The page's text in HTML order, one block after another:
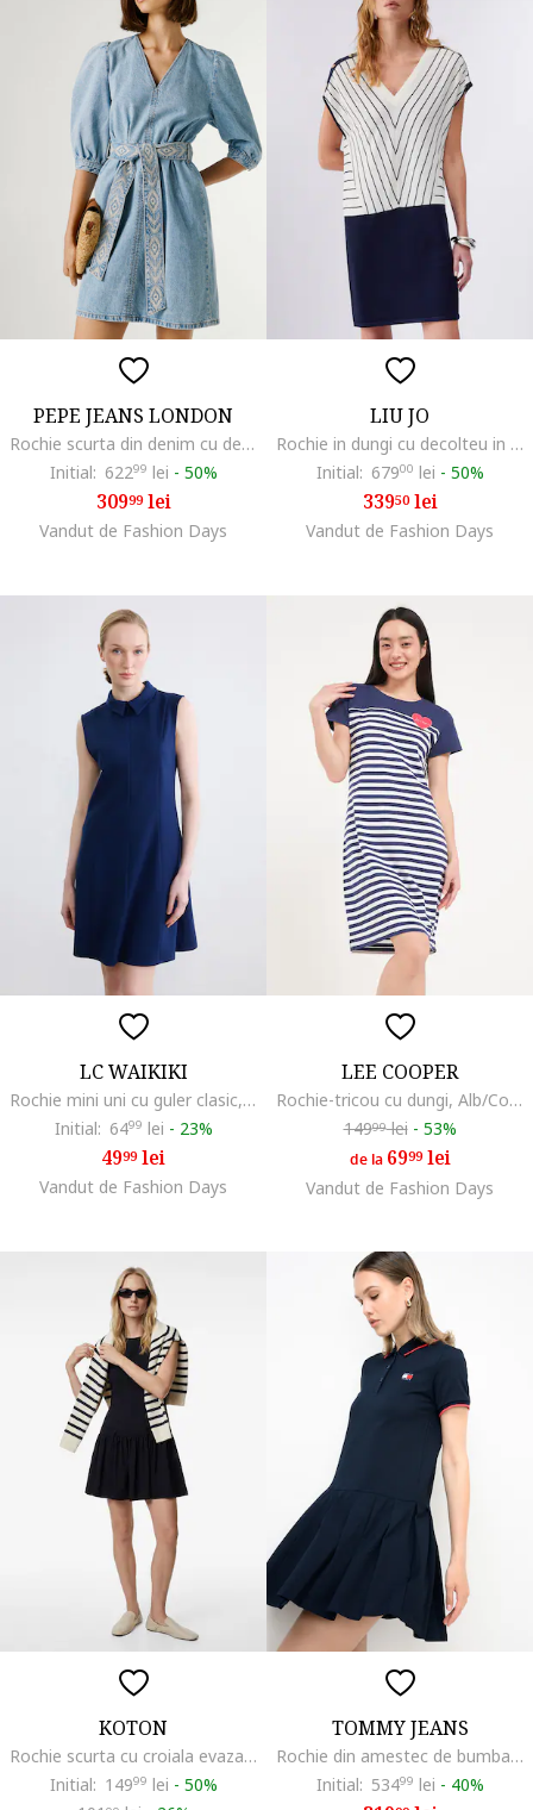
PEPE JEANS LONDON
Rochie scurta din denim cu decolteu in V, Bej/Albastru deschis melange
Initial: 62299 lei - 50%
30999lei
Vandut de Fashion Days
LIU JO
Rochie in dungi cu decolteu in V, Albastru
Initial: 67900 lei - 50%
33950lei
Vandut de Fashion Days
LC WAIKIKI
Rochie mini uni cu guler clasic, Albastru inchis
Initial: 6499 lei - 23%
4999lei
Vandut de Fashion Days
LEE COOPER
Rochie-tricou cu dungi, Alb/Coral/Bleumarin
14999lei - 53%
de la 6999lei
Vandut de Fashion Days
KOTON
Rochie scurta cu croiala evazata, Albastru ultramarin
Initial: 14999 lei - 50%
TOMMY JEANS
Rochie din amestec de bumbac cu guler polo, Albastru ultramarin
Initial: 53499 lei - 40%